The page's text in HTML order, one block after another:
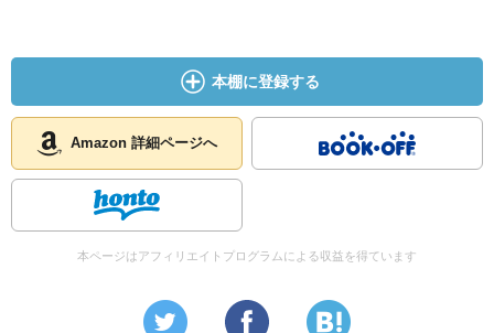
本棚に登録する
Amazon 詳細ページへ
本ページはアフィリエイトプログラムによる収益を得ています